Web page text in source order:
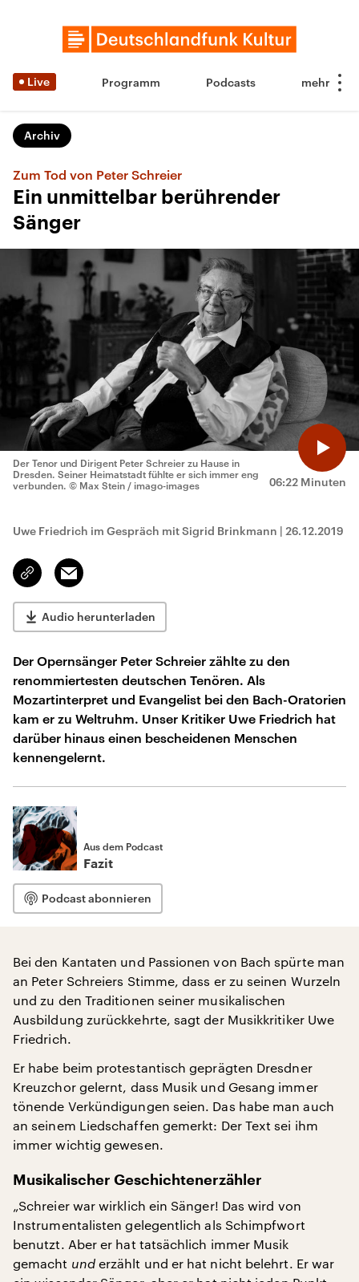
Live Programm Podcasts
Archiv
Zum Tod von Peter Schreier
Ein unmittelbar berührender
Sänger
06:22 Minuten
Der Tenor und Dirigent Peter Schreier zu Hause in
Dresden. Seiner Heimatstadt fühlte er sich immer eng
verbunden. © Max Stein / imago-images
Uwe Friedrich im Gespräch mit Sigrid Brinkmann | 26.12.2019
Link
kopieren/teilen
Email
Audio herunterladen
Der Opernsänger Peter Schreier zählte zu den
renommiertesten deutschen Tenören. Als
Mozartinterpret und Evangelist bei den Bach-Oratorien
kam er zu Weltruhm. Unser Kritiker Uwe Friedrich hat
darüber hinaus einen bescheidenen Menschen
kennengelernt.
Aus dem Podcast
Fazit
Podcast abonnieren
Bei den Kantaten und Passionen von Bach spürte man
an Peter Schreiers Stimme, dass er zu seinen Wurzeln
und zu den Traditionen seiner musikalischen
Ausbildung zurückkehrte, sagt der Musikkritiker Uwe
Friedrich.
Er habe beim protestantisch geprägten Dresdner
Kreuzchor gelernt, dass Musik und Gesang immer
tönende Verkündigungen seien. Das habe man auch
an seinem Liedschaffen gemerkt: Der Text sei ihm
immer wichtig gewesen.
Musikalischer Geschichtenerzähler
„Schreier war wirklich ein Sänger! Das wird von
Instrumentalisten gelegentlich als Schimpfwort
benutzt. Aber er hat tatsächlich immer Musik
gemacht underzählt und er hat nicht belehrt. Er war